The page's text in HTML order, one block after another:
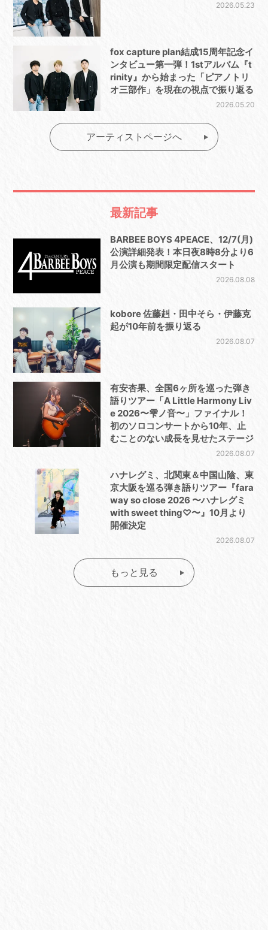
2026.05.23
fox capture plan結成15周年記念イ
ンタビュー第一弾！1stアルバム『t
rinity』から始まった「ピアノトリ
オ三部作」を現在の視点で振り返る
2026.05.20
アーティストページへ
最新記事
BARBEE BOYS 4PEACE、12/7(月)
公演詳細発表！本日夜8時8分より6
月公演も期間限定配信スタート
2026.08.08
kobore 佐藤赳・田中そら・伊藤克
起が10年前を振り返る
2026.08.07
有安杏果、全国6ヶ所を巡った弾き
語りツアー「A Little Harmony Liv
e 2026〜雫ノ音〜」ファイナル！
初のソロコンサートから10年、止
むことのない成長を見せたステージ
2026.08.07
ハナレグミ、北関東＆中国山陰、東
京大阪を巡る弾き語りツアー『fara
way so close 2026 〜ハナレグミ
with sweet thing♡〜』10月より
開催決定
2026.08.07
もっと見る